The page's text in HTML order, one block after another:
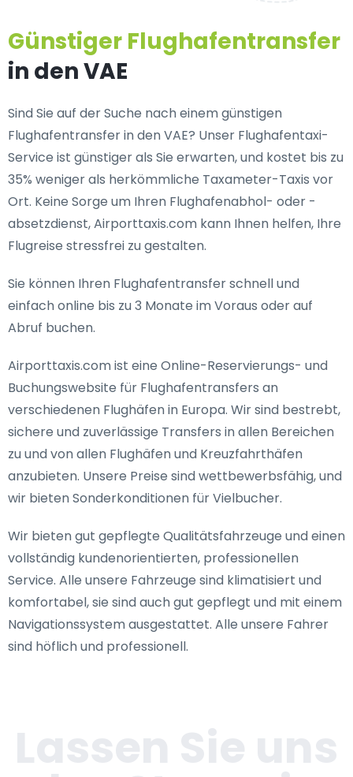
Günstiger Flughafentransfer
in den VAE
Sind Sie auf der Suche nach einem günstigen
Flughafentransfer in den VAE? Unser Flughafentaxi-
Service ist günstiger als Sie erwarten, und kostet bis zu
35% weniger als herkömmliche Taxameter-Taxis vor
Ort. Keine Sorge um Ihren Flughafenabhol- oder -
absetzdienst, Airporttaxis.com kann Ihnen helfen, Ihre
Flugreise stressfrei zu gestalten.
Sie können Ihren Flughafentransfer schnell und
einfach online bis zu 3 Monate im Voraus oder auf
Abruf buchen.
Airporttaxis.com ist eine Online-Reservierungs- und
Buchungswebsite für Flughafentransfers an
verschiedenen Flughäfen in Europa. Wir sind bestrebt,
sichere und zuverlässige Transfers in allen Bereichen
zu und von allen Flughäfen und Kreuzfahrthäfen
anzubieten. Unsere Preise sind wettbewerbsfähig, und
wir bieten Sonderkonditionen für Vielbucher.
Wir bieten gut gepflegte Qualitätsfahrzeuge und einen
vollständig kundenorientierten, professionellen
Service. Alle unsere Fahrzeuge sind klimatisiert und
komfortabel, sie sind auch gut gepflegt und mit einem
Navigationssystem ausgestattet. Alle unsere Fahrer
sind höflich und professionell.